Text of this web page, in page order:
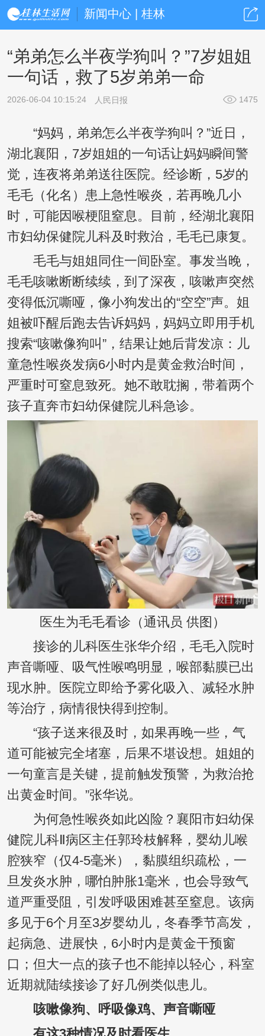
新闻中心 | 桂林
“弟弟怎么半夜学狗叫？”7岁姐姐
一句话，救了5岁弟弟一命
2026-06-04 10:15:24 人民日报 1475
“妈妈，弟弟怎么半夜学狗叫？”近日，
湖北襄阳，7岁姐姐的一句话让妈妈瞬间警
觉，连夜将弟弟送往医院。经诊断，5岁的
毛毛（化名）患上急性喉炎，若再晚几小
时，可能因喉梗阻窒息。目前，经湖北襄阳
市妇幼保健院儿科及时救治，毛毛已康复。
毛毛与姐姐同住一间卧室。事发当晚，
毛毛咳嗽断断续续，到了深夜，咳嗽声突然
变得低沉嘶哑，像小狗发出的“空空”声。姐
姐被吓醒后跑去告诉妈妈，妈妈立即用手机
搜索“咳嗽像狗叫”，结果让她后背发凉：儿
童急性喉炎发病6小时内是黄金救治时间，
严重时可窒息致死。她不敢耽搁，带着两个
孩子直奔市妇幼保健院儿科急诊。
医生为毛毛看诊（通讯员 供图）
接诊的儿科医生张华介绍，毛毛入院时
声音嘶哑、吸气性喉鸣明显，喉部黏膜已出
现水肿。医院立即给予雾化吸入、减轻水肿
等治疗，病情很快得到控制。
“孩子送来很及时，如果再晚一些，气
道可能被完全堵塞，后果不堪设想。姐姐的
一句童言是关键，提前触发预警，为救治抢
出黄金时间。”张华说。
为何急性喉炎如此凶险？襄阳市妇幼保
健院儿科Ⅱ病区主任郭玲枝解释，婴幼儿喉
腔狭窄（仅4-5毫米），黏膜组织疏松，一
旦发炎水肿，哪怕肿胀1毫米，也会导致气
道严重受阻，引发呼吸困难甚至窒息。该病
多见于6个月至3岁婴幼儿，冬春季节高发，
起病急、进展快，6小时内是黄金干预窗
口；但大一点的孩子也不能掉以轻心，科室
近期就陆续接诊了好几例类似患儿。
咳嗽像狗、呼吸像鸡、声音嘶哑